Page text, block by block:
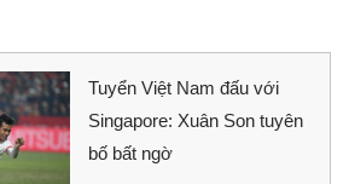
Tuyển Việt Nam đấu với
Singapore: Xuân Son tuyên
bố bất ngờ